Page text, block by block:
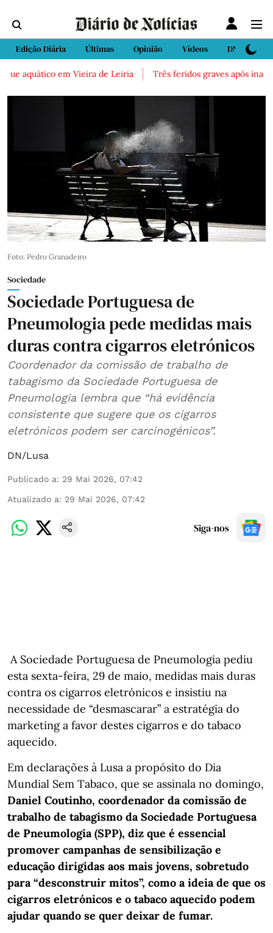
Edição Diária Últimas Opinião Vídeos DN Sport
aquático em Vieira de Leiria Três feridos graves após
Foto: Pedro Granadeiro
Sociedade
Sociedade Portuguesa de
Pneumologia pede medidas mais
duras contra cigarros eletrónicos
Coordenador da comissão de trabalho de
tabagismo da Sociedade Portuguesa de
Pneumologia lembra que “há evidência
consistente que sugere que os cigarros
eletrónicos podem ser carcinogénicos”.
DN/Lusa
Publicado a: 29 Mai 2026, 07:42
Atualizado a: 29 Mai 2026, 07:42
Siga-nos
A Sociedade Portuguesa de Pneumologia pediu
esta sexta-feira, 29 de maio, medidas mais duras
contra os cigarros eletrónicos e insistiu na
necessidade de “desmascarar” a estratégia do
marketing a favor destes cigarros e do tabaco
aquecido.
Em declarações à Lusa a propósito do Dia
Mundial Sem Tabaco, que se assinala no domingo,
Daniel Coutinho, coordenador da comissão de
trabalho de tabagismo da Sociedade Portuguesa
de Pneumologia (SPP), diz que é essencial
promover campanhas de sensibilização e
educação dirigidas aos mais jovens, sobretudo
para “desconstruir mitos”, como a ideia de que os
cigarros eletrónicos e o tabaco aquecido podem
ajudar quando se quer deixar de fumar.